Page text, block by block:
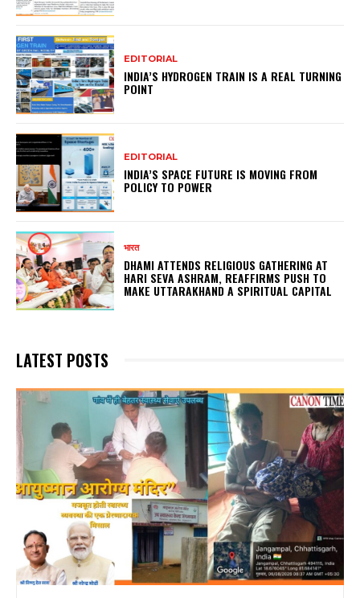
EDITORIAL
INDIA’S HYDROGEN TRAIN IS A REAL TURNING
POINT
EDITORIAL
INDIA’S SPACE FUTURE IS MOVING FROM
POLICY TO POWER
भारत
DHAMI ATTENDS RELIGIOUS GATHERING AT
HARI SEVA ASHRAM, REAFFIRMS PUSH TO
MAKE UTTARAKHAND A SPIRITUAL CAPITAL
LATEST POSTS